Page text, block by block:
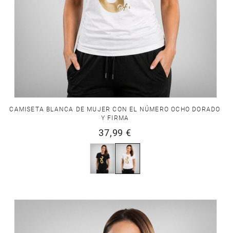
CAMISETA BLANCA DE MUJER CON EL NÚMERO OCHO DORADO
Y FIRMA
37,99 €